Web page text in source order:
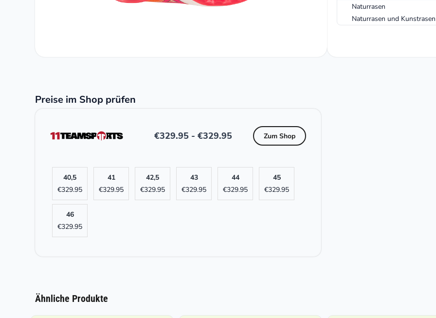
Naturrasen
Naturrasen und Kunstrasen
Preise im Shop prüfen
€329.95 - €329.95 Zum Shop
40,5
€329.95
41
€329.95
42,5
€329.95
43
€329.95
44
€329.95
45
€329.95
46
€329.95
Ähnliche Produkte